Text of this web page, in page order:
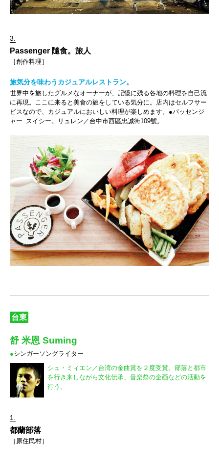
3.
Passenger 隨食。旅人
［創作料理］
旅気分を味わうカジュアルレストラン。
世界中を旅したグルメなオーナーが、記憶に残る各地の料理を自己流
に再現。ここに来ると美食の旅をしている気分に。店内はセルフサー
ビスなので、カジュアルにおいしい料理が楽しめます。●パッセンジ
ャー スイシー。リュレン／台中市西區忠誠街109號。
台東
舒 米恩 Suming
●シンガーソングライター
シュ・ミィエン／台湾の金曲賞を２度受賞。部落と都市
を行き来しながら文化伝承、音楽祭の企画などの活動を
行う。
1.
都蘭部落
［原住民村］